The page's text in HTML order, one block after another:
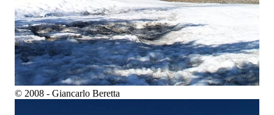
© 2008 - Giancarlo Beretta